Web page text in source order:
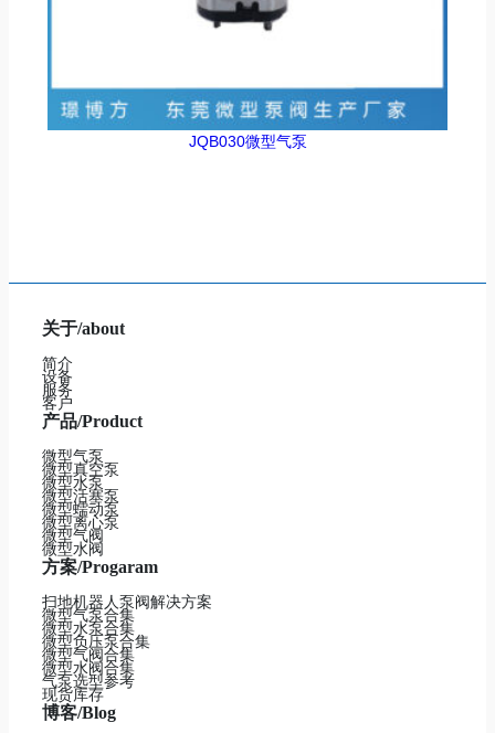
JQB030微型气泵
关于/about
简介
设备
服务
客户
产品/Product
微型气泵
微型真空泵
微型水泵
微型活塞泵
微型蠕动泵
微型离心泵
微型气阀
微型水阀
方案/Progaram
扫地机器人泵阀解决方案
微型气泵合集
微型水泵合集
微型负压泵合集
微型气阀合集
微型水阀合集
气泵选型参考
现货库存
博客/Blog